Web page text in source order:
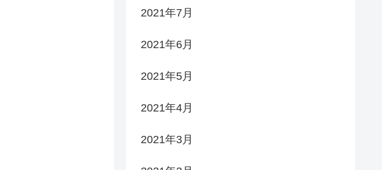
2021年7月
2021年6月
2021年5月
2021年4月
2021年3月